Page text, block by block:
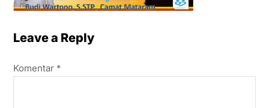
Leave a Reply
Komentar *